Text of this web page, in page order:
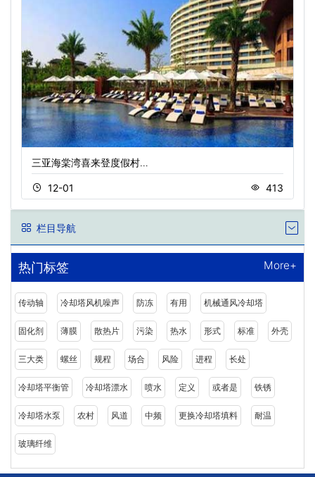
三亚海棠湾喜来登度假村…
12-01 413
栏目导航
热门标签 More+
传动轴 冷却塔风机噪声 防冻 有用 机械通风冷却塔
固化剂 薄膜 散热片 污染 热水 形式 标准 外壳
三大类 螺丝 规程 场合 风险 进程 长处
冷却塔平衡管 冷却塔漂水 喷水 定义 或者是 铁锈
冷却塔水泵 农村 风道 中频 更换冷却塔填料 耐温
玻璃纤维